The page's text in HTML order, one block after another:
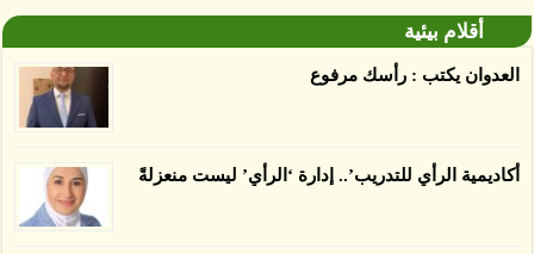
اعتمادها على أنها مستدامة تدمرت بشكل أسرع من
الأرض غير المعتمدة، وذلك حسب دراسة كشفت
الغطاء عن أي ادعاءات تقول بأن الزيت يمكن ألا
أقلام بيئية
العدوان يكتب : رأسك مرفوع
أكاديمية الرأي للتدريب’.. إدارة ‘الرأي’ ليست منعزلةً